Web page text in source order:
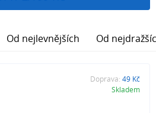
Od nejlevnějších Od
Doprava: 49 Kč
Skladem